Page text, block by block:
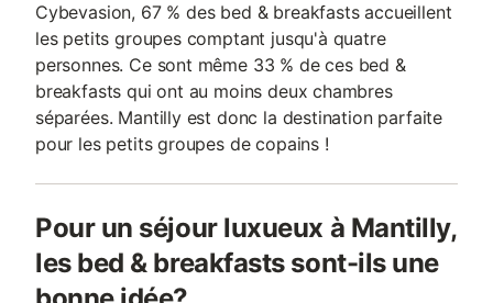
Cybevasion, 67 % des bed & breakfasts accueillent
les petits groupes comptant jusqu'à quatre
personnes. Ce sont même 33 % de ces bed &
breakfasts qui ont au moins deux chambres
séparées. Mantilly est donc la destination parfaite
pour les petits groupes de copains !
Pour un séjour luxueux à Mantilly,
les bed & breakfasts sont-ils une